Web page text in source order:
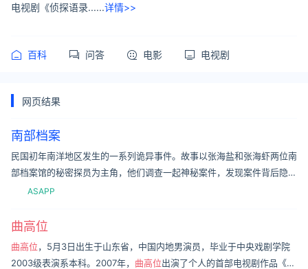
电视剧《侦探语录......详情>>
百科 问答 电影 电视剧
网页结果
南部档案
民国初年南洋地区发生的一系列诡异事件。故事以张海盐和张海虾两位南
部档案馆的秘密探员为主角，他们调查一起神秘案件，发现案件背后隐藏
着军阀利用剧毒植物“黄昏草”散播的阴谋。在调查过程中，张海盐和张海
ASAPP
曲高位
曲高位，5月3日出生于山东省，中国内地男演员，毕业于中央戏剧学院
2003级表演系本科。2007年， 曲高位出演了个人的首部电视剧作品《金